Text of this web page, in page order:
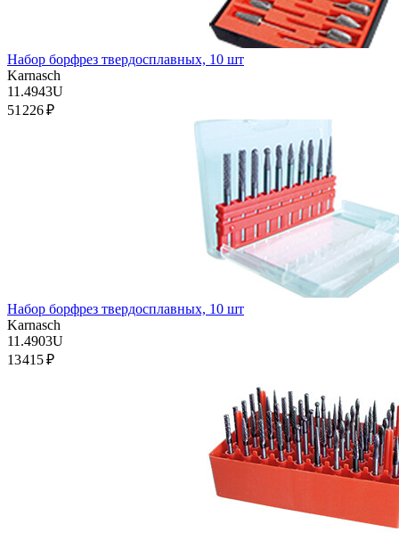
Набор борфрез твердосплавных, 10 шт
Karnasch
11.4943U
51 226 ₽
Набор борфрез твердосплавных, 10 шт
Karnasch
11.4903U
13 415 ₽